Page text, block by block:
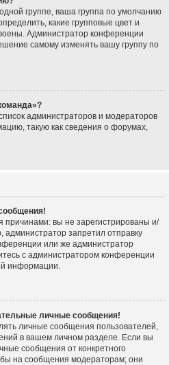
группе, ваша группа по умолчанию
какие групповые цвет и
Администратор конференции
самому изменять вашу группу по
администраторов и модераторов
такую как сведения о форумах,
вы не зарегистрированы и/
запретил отправку
или же администратор
с администратором конференции
информации.
личные сообщения!
личные сообщения пользователей,
в вашем личном разделе. Если вы
сообщения от конкретного
на сообщения модераторам; они